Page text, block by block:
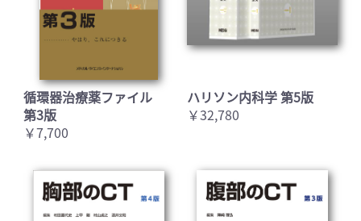
循環器治療薬ファイル
第3版
￥7,700
ハリソン内科学 第5版
￥32,780